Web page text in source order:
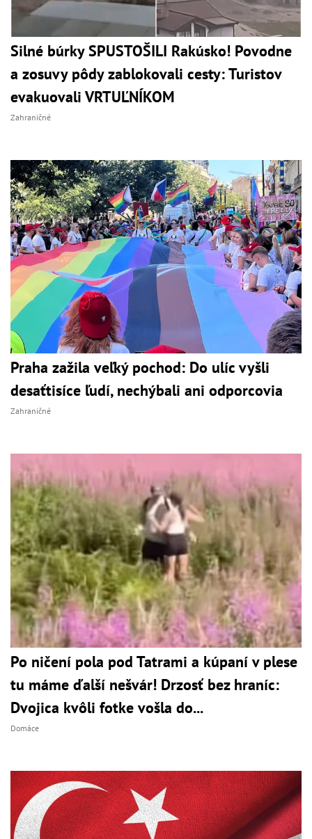
Silné búrky SPUSTOŠILI Rakúsko! Povodne
a zosuvy pôdy zablokovali cesty: Turistov
evakuovali VRTUĽNÍKOM
Zahraničné
Praha zažila veľký pochod: Do ulíc vyšli
desaťtisíce ľudí, nechýbali ani odporcovia
Zahraničné
Po ničení pola pod Tatrami a kúpaní v plese
tu máme ďalší nešvár! Drzosť bez hraníc:
Dvojica kvôli fotke vošla do...
Domáce